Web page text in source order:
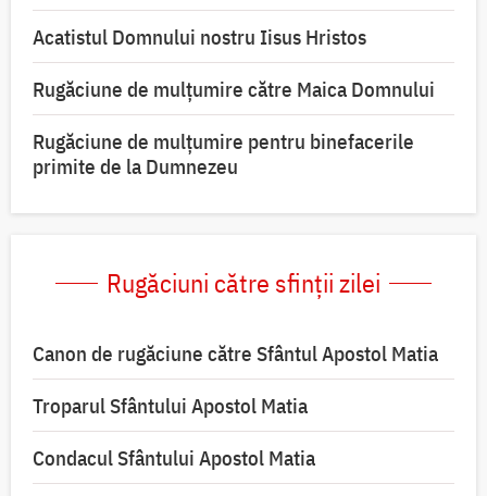
Acatistul Domnului nostru Iisus Hristos
Rugăciune de mulţumire către Maica Domnului
Rugăciune de mulțumire pentru binefacerile
primite de la Dumnezeu
Rugăciuni către sfinții zilei
Canon de rugăciune către Sfântul Apostol Matia
Troparul Sfântului Apostol Matia
Condacul Sfântului Apostol Matia